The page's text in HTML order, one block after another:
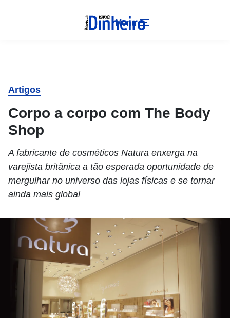
Menu
Artigos
Corpo a corpo com The Body
Shop
A fabricante de cosméticos Natura enxerga na
varejista britânica a tão esperada oportunidade de
mergulhar no universo das lojas físicas e se tornar
ainda mais global